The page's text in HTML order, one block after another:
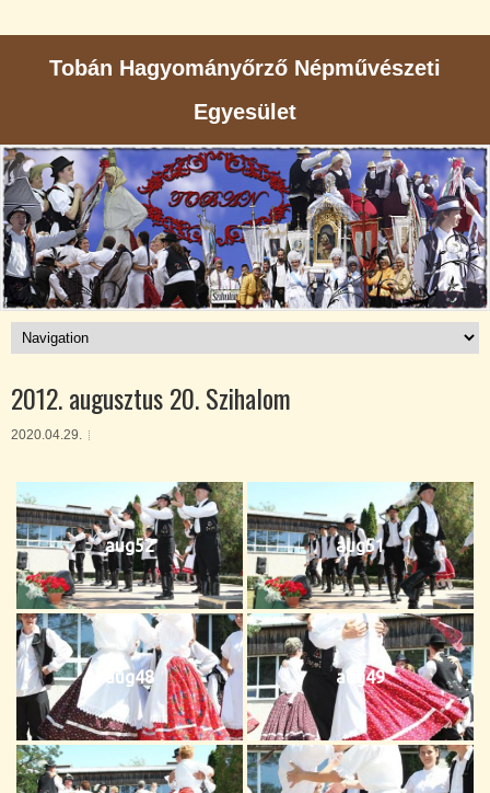
Tobán Hagyományőrző Népművészeti
Egyesület
2012. augusztus 20. Szihalom
2020.04.29.
aug52 aug51
aug48 aug49